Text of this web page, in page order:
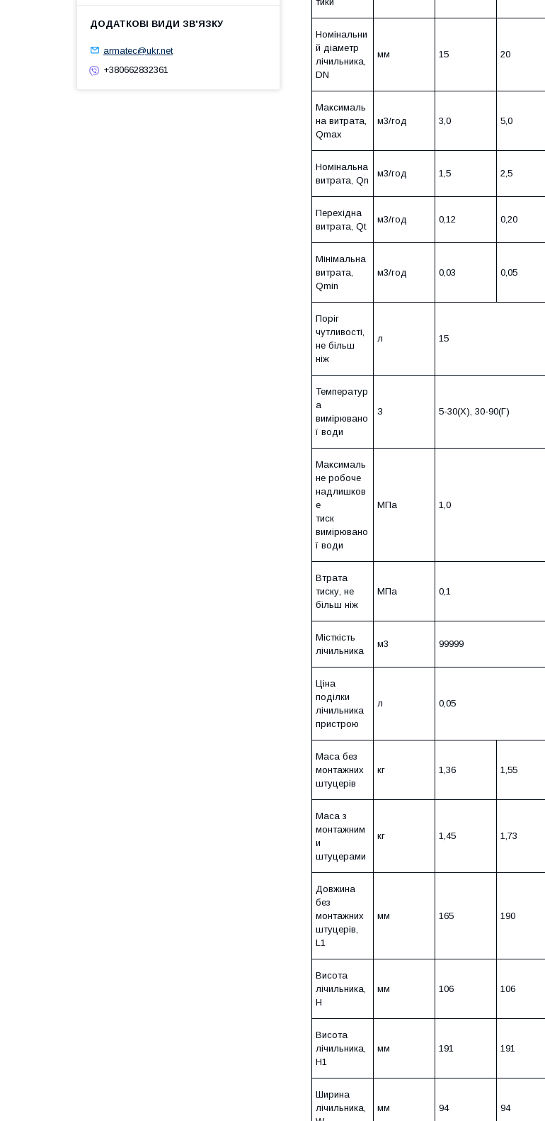
Номінальни
й діаметр
лічильника,
DN
мм 15 20
Максималь
на витрата,
Qmax
м3/год 3,0 5,0
Номінальна
витрата, Qn
м3/год 1,5 2,5
Перехідна
витрата, Qt
м3/год 0,12 0,20
Мінімальна
витрата,
Qmin
м3/год 0,03 0,05
Поріг
чутливості,
не більш
ніж
л 15
Температур
а
вимірювано
ї води
З 5-30(Х), 30-90(Г)
Максималь
не робоче
надлишков
е
тиск
вимірювано
ї води
МПа 1,0
Втрата
тиску, не
більш ніж
МПа 0,1
Місткість
лічильника
м3 99999
Ціна
поділки
лічильника
пристрою
л 0,05
Маса без
монтажних
штуцерів
кг 1,36 1,55
Маса з
монтажним
и
штуцерами
кг 1,45 1,73
Довжина
без
монтажних
штуцерів,
L1
мм 165 190
Висота
лічильника,
H
мм 106 106
Висота
лічильника,
H1
мм 191 191
Ширина
лічильника,
мм 94 94
armatec@ukr.net
+380662832361